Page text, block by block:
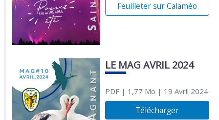
Feuilleter sur Calaméo
LE MAG AVRIL 2024
PDF| 1,77 Mo | 19 Avril 2024
Télécharger